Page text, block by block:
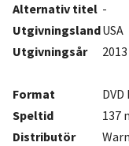
Alternativ titel -
UtgivningslandUSA
Utgivningsår
2013
Format
Speltid
137
Distributör